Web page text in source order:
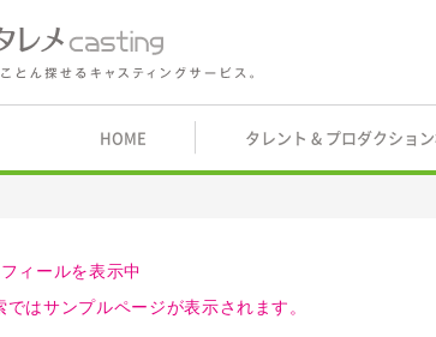
HOME タレント & プロダクショ
ィールを表示中
ではサンプルページが表示されます。